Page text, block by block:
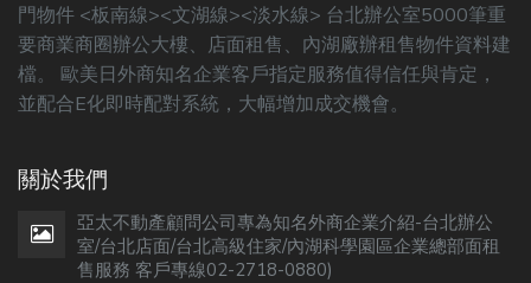
門物件 <板南線><文湖線><淡水線> 台北辦公室5000筆重
要商業商圈辦公大樓、店面租售、內湖廠辦租售物件資料建
檔。 歐美日外商知名企業客戶指定服務值得信任與肯定，
並配合E化即時配對系統，大幅增加成交機會。
關於我們
亞太不動產顧問公司專為知名外商企業介紹-台北辦公
室/台北店面/台北高級住家/內湖科學園區企業總部面租
售服務 客戶專線02-2718-0880)